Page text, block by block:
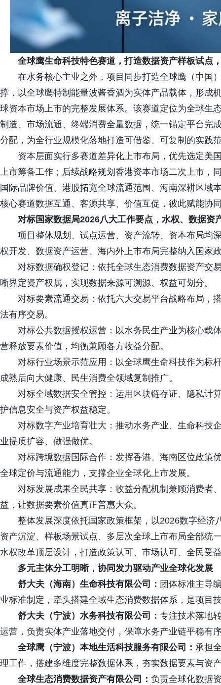
全球鹰生命科技特色赛道，打造数据资产样板试点
在水务核心主业之外，项目同步打造全球鹰（中国
撑，以全球鹰特制能量波酱香酒为实体产品载体，形成
球资本市场上市的完整发展体系。该赛道定位为全球生
制造、市场流通、终端消费全量数据，统一锚定平台完
分配，为全行业规模化落地打造可借鉴、可复制的实践
资本层面实行多赛道差异化上市布局，优先选定美
上市筹备工作；后续战略规划香港资本市场二次上市，
国际品牌价值、港股拓宽全球流通范围、海南深耕区域
核心赛道数据互通、客源共享、价值互促，彼此赋能协
对标国家数据局2026八大工作要点，水权、数据资
项目整体规划、试点运营、资产流转、资本布局均
权开发、数据资产运营、海内外上市布局完整纳入国家
对标数据确权登记：依托全球生态消费数据资产交
晰界定资产权属，实现数据来源可溯源、权益可划分。
对标要素流通交易：依托六大交易平台战略布局，
法有序交易。
对标公共数据授权运营：以水务民生产业为核心载
营释放要素价值，均衡兼顾各方收益分配。
对标行业场景示范应用：以全球鹰生命科技作为标
成熟后向大健康、民生消费全领域复制推广。
对标全域数据安全管控：运用区块链存证、隐私计
护信息安全与资产权益稳定。
对标数字产业培育壮大：推动水务产业、生命科技
业提质扩容、做强做优。
对标跨境数据国际合作：发挥香港、海南区位政策
全球定价与流通能力，支撑企业全球化上市发展。
对标发展成果全民共享：收益分配机制兼顾消费者
益，让数据要素价值真正普惠大众。
整体发展深度依托国家政策框架，以2026数字经
资产沉淀、样板场景试点、多层次全球上市布局全部统
水权改革顶层设计，打造政策认可、市场认可、全民受
多元主体分工明晰，协同发力驱动产业全球化发展
舒大夫（海南）生命科技有限公司： 团体标准主导
业标准制定，牵头搭建全域生态消费数据体系，是项目
舒大夫（宁波）水务科技有限公司： 专注技术落地
运营，负责实体产业落地交付，保障水务产业链平稳有
全球鹰（宁波）本地生活科技服务有限公司： 承担
理工作，搭建多维度完整数据体系，夯实数据要素与资
全球生态消费数据资产有限公司： 负责全球化数据